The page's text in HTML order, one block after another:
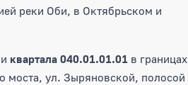
реки Оби, в Октябрьском и
квартала 040.01.01.01в границах
моста, ул. Зыряновской, полосой